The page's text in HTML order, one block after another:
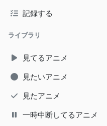
記録する
ライブラリ
見てるアニメ
見たいアニメ
見たアニメ
一時中断してるアニメ